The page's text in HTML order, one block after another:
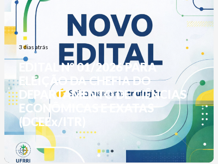
3 dias atrás
EDITAL Nº 01/2026 PARA
ELEIÇÃO DA CHEFIA DO
DEPARTAMENTO DE CIÊNCIAS
ECONÔMICAS E EXATAS
(DCEEx/ITR)